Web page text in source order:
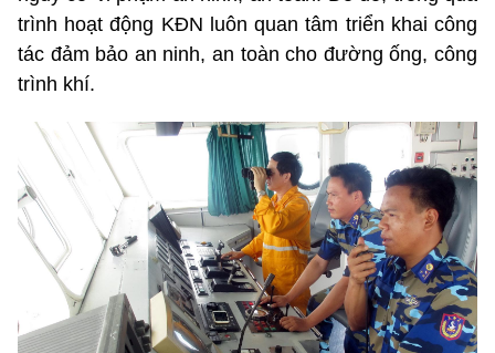
trình hoạt động KĐN luôn quan tâm triển khai công
tác đảm bảo an ninh, an toàn cho đường ống, công
trình khí.